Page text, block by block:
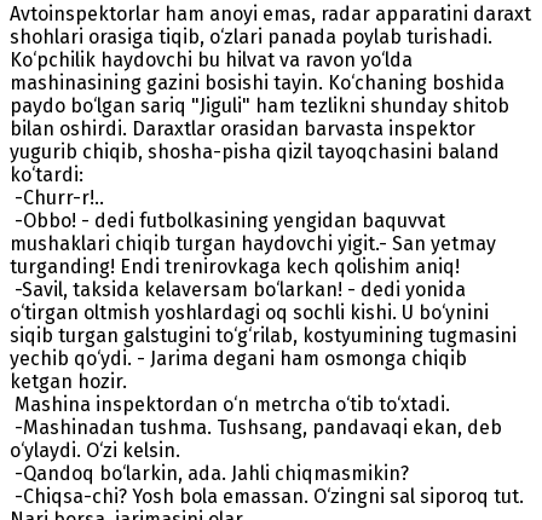
Avtoinspektorlar ham anoyi emas, radar apparatini daraxt
shohlari orasiga tiqib, o‘zlari panada poylab turishadi.
Ko‘pchilik haydovchi bu hilvat va ravon yo‘lda
mashinasining gazini bosishi tayin. Ko‘chaning boshida
paydo bo‘lgan sariq "Jiguli" ham tezlikni shunday shitob
bilan oshirdi. Daraxtlar orasidan barvasta inspektor
yugurib chiqib, shosha-pisha qizil tayoqchasini baland
ko‘tardi:
-Churr-r!..
-Obbo! - dedi futbolkasining yengidan baquvvat
mushaklari chiqib turgan haydovchi yigit.- San yetmay
turganding! Endi trenirovkaga kech qolishim aniq!
-Savil, taksida kelaversam bo‘larkan! - dedi yonida
o‘tirgan oltmish yoshlardagi oq sochli kishi. U bo‘ynini
siqib turgan galstugini to‘g‘rilab, kostyumining tugmasini
yechib qo‘ydi. - Jarima degani ham osmonga chiqib
ketgan hozir.
Mashina inspektordan o‘n metrcha o‘tib to‘xtadi.
-Mashinadan tushma. Tushsang, pandavaqi ekan, deb
o‘ylaydi. O‘zi kelsin.
-Qandoq bo‘larkin, ada. Jahli chiqmasmikin?
-Chiqsa-chi? Yosh bola emassan. O‘zingni sal siporoq tut.